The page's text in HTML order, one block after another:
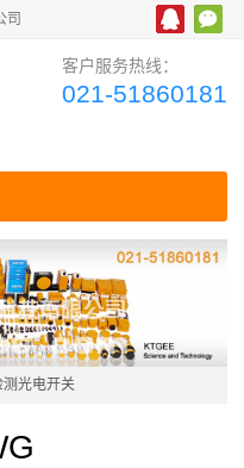
司
客户服务热线：
021-51860181
测光电开关